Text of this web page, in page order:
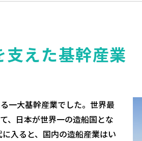
えた基幹産業
一大基幹産業でした。世界最
、日本が世界一の造船国とな
入ると、国内の造船産業はい